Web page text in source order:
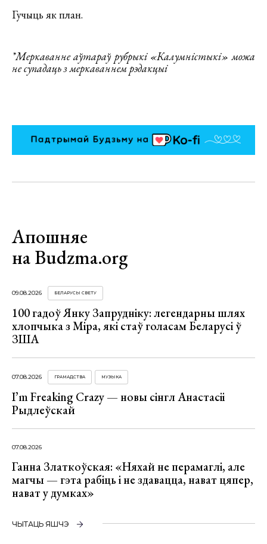
Гучыць як план.
*Меркаванне аўтараў рубрыкі «Калумністыкі» можа
не супадаць з меркаваннем рэдакцыі
Апошняе
на Budzma.org
09.08.2026 БЕЛАРУСЫ СВЕТУ
100 гадоў Янку Запрудніку: легендарны шлях
хлопчыка з Міра, які стаў голасам Беларусі ў
ЗША
07.08.2026 ГРАМАДСТВА МУЗЫКА
I’m Freaking Crazy — новы сінгл Анастасіі
Рыдлеўскай
07.08.2026
Ганна Златкоўская: «Няхай не перамаглі, але
магчы — гэта рабіць і не здавацца, нават цяпер,
нават у думках»
ЧЫТАЦЬ ЯШЧЭ